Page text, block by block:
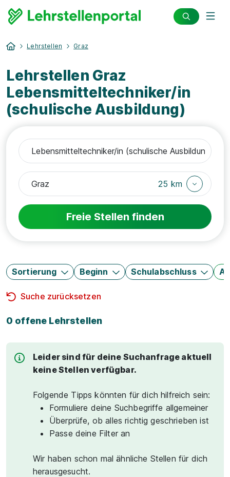
Lehrstellen Graz
Lehrstellen Graz
Lebensmitteltechniker/in
(schulische Ausbildung)
25 km
Freie Stellen finden
Sortierung Beginn Schulabschluss
Suche zurücksetzen
0 offene Lehrstellen
Leider sind für deine Suchanfrage aktuell
keine Stellen verfügbar.
Folgende Tipps könnten für dich hilfreich sein:
Formuliere deine Suchbegriffe allgemeiner
Überprüfe, ob alles richtig geschrieben ist
Passe deine Filter an
Wir haben schon mal ähnliche Stellen für dich
herausgesucht.